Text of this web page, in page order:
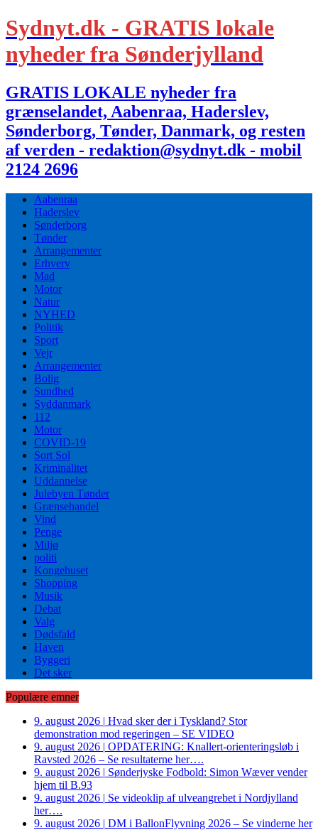
Sydnyt.dk - GRATIS lokale
nyheder fra Sønderjylland
GRATIS LOKALE nyheder fra
grænselandet, Aabenraa, Haderslev,
Sønderborg, Tønder, Danmark, og resten
af verden - redaktion@sydnyt.dk - mobil
2124 2696
Aabenraa
Haderslev
Sønderborg
Tønder
Arrangementer
Erhverv
Mad
Motor
Natur
NYHED
Politik
Sport
Vejr
Arrangementer
Bolig
Sundhed
Syddanmark
112
Motor
COVID-19
Sort Sol
Kriminalitet
Uddannelse
Julebyen Tønder
Grænsehandel
Vind
Penge
Miljø
politi
Kongehuset
Shopping
Musik
Debat
Valg
Dødsfald
Haven
Byggeri
Det sker
Populære emner
9. august 2026 | Hvad sker der i Tyskland? Stor
demonstration mod regeringen – SE VIDEO
9. august 2026 | OPDATERING: Knallert-orienteringsløb i
Ravsted 2026 – Se resultaterne her….
9. august 2026 | Sønderjyske Fodbold: Simon Wæver vender
hjem til B.93
9. august 2026 | Se videoklip af ulveangrebet i Nordjylland
her….
9. august 2026 | DM i BallonFlyvning 2026 – Se vinderne her